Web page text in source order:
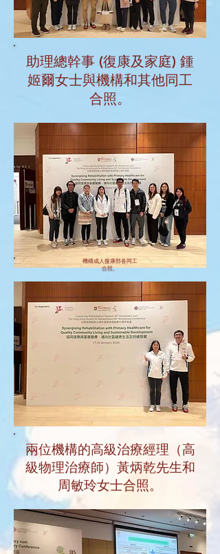
助理總幹事 (復康及家庭) 鍾
姬爾女士與機構和其他同工
合照。
機構成人復康部各同工
合照。
兩位機構的高級治療經理（高
級物理治療師）黃炳乾先生和
周敏玲女士合照。